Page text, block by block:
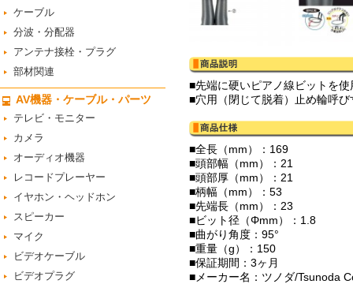
ケーブル
分波・分配器
アンテナ接栓・プラグ
部材関連
AV機器・ケーブル・パーツ
テレビ・モニター
カメラ
オーディオ機器
レコードプレーヤー
イヤホン・ヘッドホン
スピーカー
マイク
ビデオケーブル
ビデオプラグ
■先端に硬いピアノ線ビットを
■穴用（閉じて脱着）止め輪呼
■全長（mm）：169
■頭部幅（mm）：21
■頭部厚（mm）：21
■柄幅（mm）：53
■先端長（mm）：23
■ビット径（Φmm）：1.8
■曲がり角度：95°
■重量（g）：150
■保証期間：3ヶ月
■メーカー名：ツノダ/Tsunoda